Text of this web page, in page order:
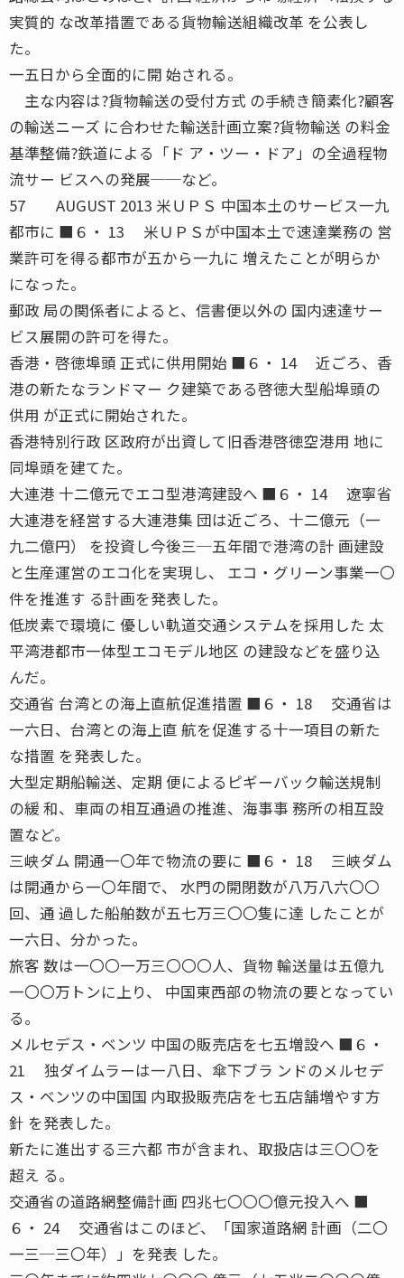
実質的 な改革措置である貨物輸送組織改革 を公表し
た。
一五日から全面的に開 始される。
主な内容は?貨物輸送の受付方式 の手続き簡素化?顧客
の輸送ニーズ に合わせた輸送計画立案?貨物輸送 の料金
基準整備?鉄道による「ド ア・ツー・ドア」の全過程物
流サー ビスへの発展──など。
57 AUGUST 2013 米ＵＰＳ 中国本土のサービス一九
都市に ■６・ 13 米ＵＰＳが中国本土で速達業務の 営
業許可を得る都市が五から一九に 増えたことが明らか
になった。
郵政 局の関係者によると、信書便以外の 国内速達サー
ビス展開の許可を得た。
香港・啓徳埠頭 正式に供用開始 ■６・ 14 近ごろ、香
港の新たなランドマー ク建築である啓徳大型船埠頭の
供用 が正式に開始された。
香港特別行政 区政府が出資して旧香港啓徳空港用 地に
同埠頭を建てた。
大連港 十二億元でエコ型港湾建設へ ■６・ 14 遼寧省
大連港を経営する大連港集 団は近ごろ、十二億元（一
九二億円） を投資し今後三─五年間で港湾の計 画建設
と生産運営のエコ化を実現し、 エコ・グリーン事業一〇
件を推進す る計画を発表した。
低炭素で環境に 優しい軌道交通システムを採用した 太
平湾港都市一体型エコモデル地区 の建設などを盛り込
んだ。
交通省 台湾との海上直航促進措置 ■６・ 18 交通省は
一六日、台湾との海上直 航を促進する十一項目の新た
な措置 を発表した。
大型定期船輸送、定期 便によるピギーバック輸送規制
の緩 和、車両の相互通過の推進、海事事 務所の相互設
置など。
三峡ダム 開通一〇年で物流の要に ■６・ 18 三峡ダム
は開通から一〇年間で、 水門の開閉数が八万八六〇〇
回、通 過した船舶数が五七万三〇〇隻に達 したことが
一六日、分かった。
旅客 数は一〇〇一万三〇〇〇人、貨物 輸送量は五億九
一〇〇万トンに上り、 中国東西部の物流の要となってい
る。
メルセデス・ベンツ 中国の販売店を七五増設へ ■６・
21 独ダイムラーは一八日、傘下ブラ ンドのメルセデ
ス・ベンツの中国国 内取扱販売店を七五店舗増やす方
針 を発表した。
新たに進出する三六都 市が含まれ、取扱店は三〇〇を
超え る。
交通省の道路網整備計画 四兆七〇〇〇億元投入へ ■
６・ 24 交通省はこのほど、「国家道路網 計画（二〇
一三─三〇年）」を発表 した。